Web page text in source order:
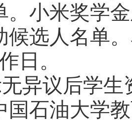
。小米奖学
候选人名单
日。
异议后学
国石油大学